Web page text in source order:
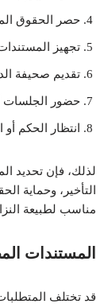
حصر الحقوق
تجهيز
تقديم صحيفة
حضور الجلسات
انتظار الحكم
لذلك، فإن تحديد
التأخير، وحماية
مناسب لطبيعة
المستندات
قد تختلف